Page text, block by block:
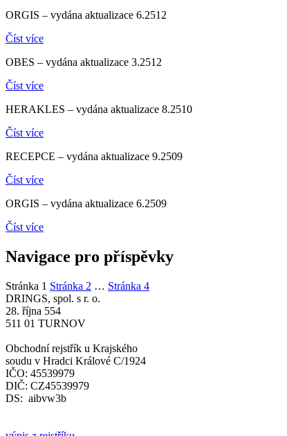
ORGIS – vydána aktualizace 6.2512
Číst více
OBES – vydána aktualizace 3.2512
Číst více
HERAKLES – vydána aktualizace 8.2510
Číst více
RECEPCE – vydána aktualizace 9.2509
Číst více
ORGIS – vydána aktualizace 6.2509
Číst více
Navigace pro příspěvky
Stránka 1 Stránka 2 … Stránka 4
DRINGS, spol. s r. o.
28. října 554
511 01 TURNOV
Obchodní rejstřík u Krajského
soudu v Hradci Králové C/1924
IČO: 45539979
DIČ: CZ45539979
DS: aibvw3b